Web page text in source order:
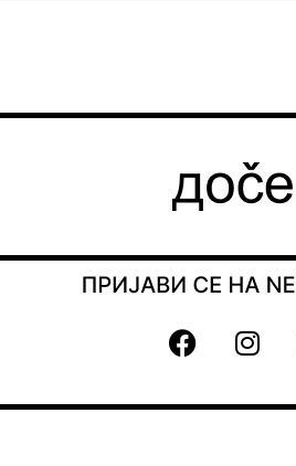
F
a
e
I
n
t